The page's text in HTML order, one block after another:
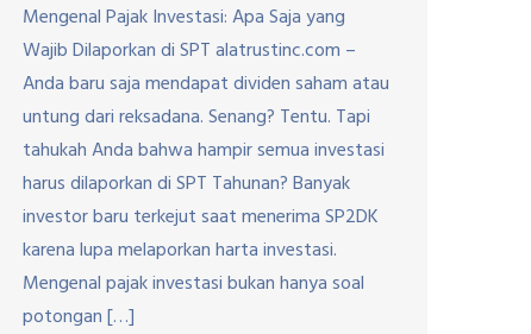
Mengenal Pajak Investasi: Apa Saja yang
Wajib Dilaporkan di SPT alatrustinc.com –
Anda baru saja mendapat dividen saham atau
untung dari reksadana. Senang? Tentu. Tapi
tahukah Anda bahwa hampir semua investasi
harus dilaporkan di SPT Tahunan? Banyak
investor baru terkejut saat menerima SP2DK
karena lupa melaporkan harta investasi.
Mengenal pajak investasi bukan hanya soal
potongan […]